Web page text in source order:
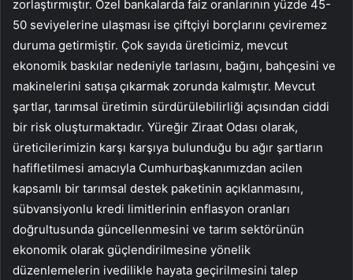
zorlaştırmıştır. Özel bankalarda faiz oranlarının yüzde 45-
50 seviyelerine ulaşması ise çiftçiyi borçlarını çeviremez
duruma getirmiştir. Çok sayıda üreticimiz, mevcut
ekonomik baskılar nedeniyle tarlasını, bağını, bahçesini ve
makinelerini satışa çıkarmak zorunda kalmıştır. Mevcut
şartlar, tarımsal üretimin sürdürülebilirliği açısından ciddi
bir risk oluşturmaktadır. Yüreğir Ziraat Odası olarak,
üreticilerimizin karşı karşıya bulunduğu bu ağır şartların
hafifletilmesi amacıyla Cumhurbaşkanımızdan acilen
kapsamlı bir tarımsal destek paketinin açıklanmasını,
sübvansiyonlu kredi limitlerinin enflasyon oranları
doğrultusunda güncellenmesini ve tarım sektörünün
ekonomik olarak güçlendirilmesine yönelik
düzenlemelerin ivedilikle hayata geçirilmesini talep